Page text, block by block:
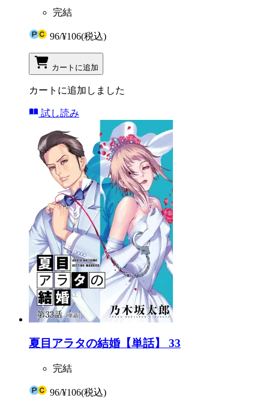
完結
96/¥106(税込)
カートに追加
カートに追加しました
試し読み
夏目アラタの結婚【単話】 33
完結
96/¥106(税込)